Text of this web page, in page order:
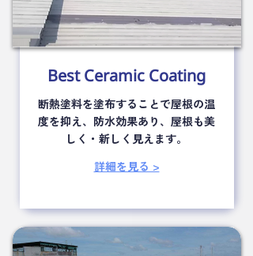
Best Ceramic Coating
断熱塗料を塗布することで屋根の温
度を抑え、防水効果あり、屋根も美
しく・新しく見えます。
詳細を見る >